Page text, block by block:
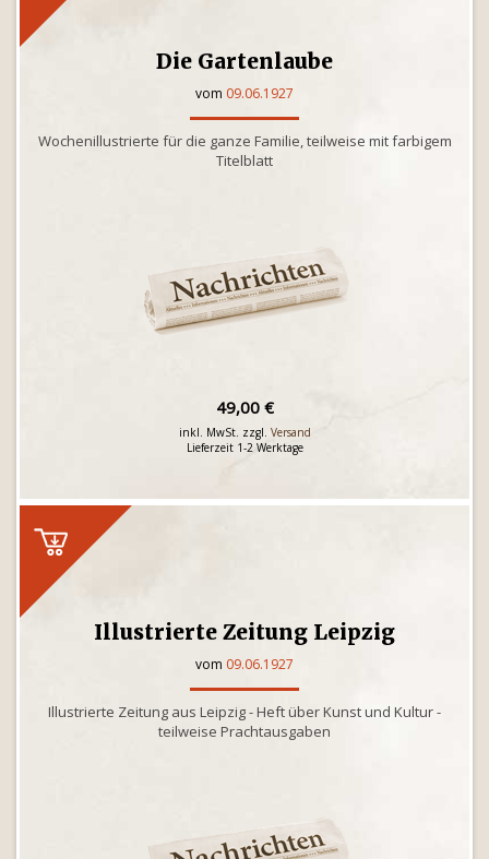
Die Gartenlaube
vom 09.06.1927
Wochenillustrierte für die ganze Familie, teilweise mit farbigem
Titelblatt
49,00 €
inkl. MwSt. zzgl. Versand
Lieferzeit 1-2 Werktage
Illustrierte Zeitung Leipzig
vom 09.06.1927
Illustrierte Zeitung aus Leipzig - Heft über Kunst und Kultur -
teilweise Prachtausgaben